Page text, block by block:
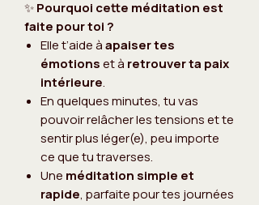
✨Pourquoi cette méditation est
faite pour toi ?
Elle t’aide àapaiser tes
émotionset à retrouver ta paix
intérieure.
En quelques minutes, tu vas
pouvoir relâcher les tensions et te
sentir plus léger(e), peu importe
ce que tu traverses.
Une méditation simple et
rapide, parfaite pour tes journées